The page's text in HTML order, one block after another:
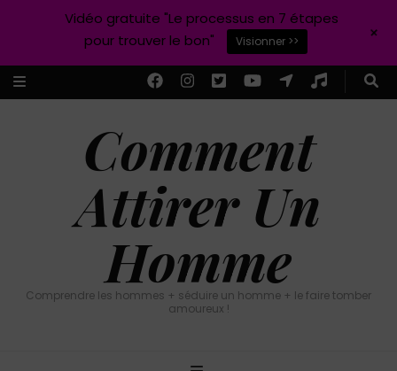
Comment
Attirer Un
Homme
Comprendre les hommes + séduire un homme + le faire tomber
amoureux !
Vidéo gratuite "Le processus en 7 étapes
pour trouver le bon"
Visionner >> +